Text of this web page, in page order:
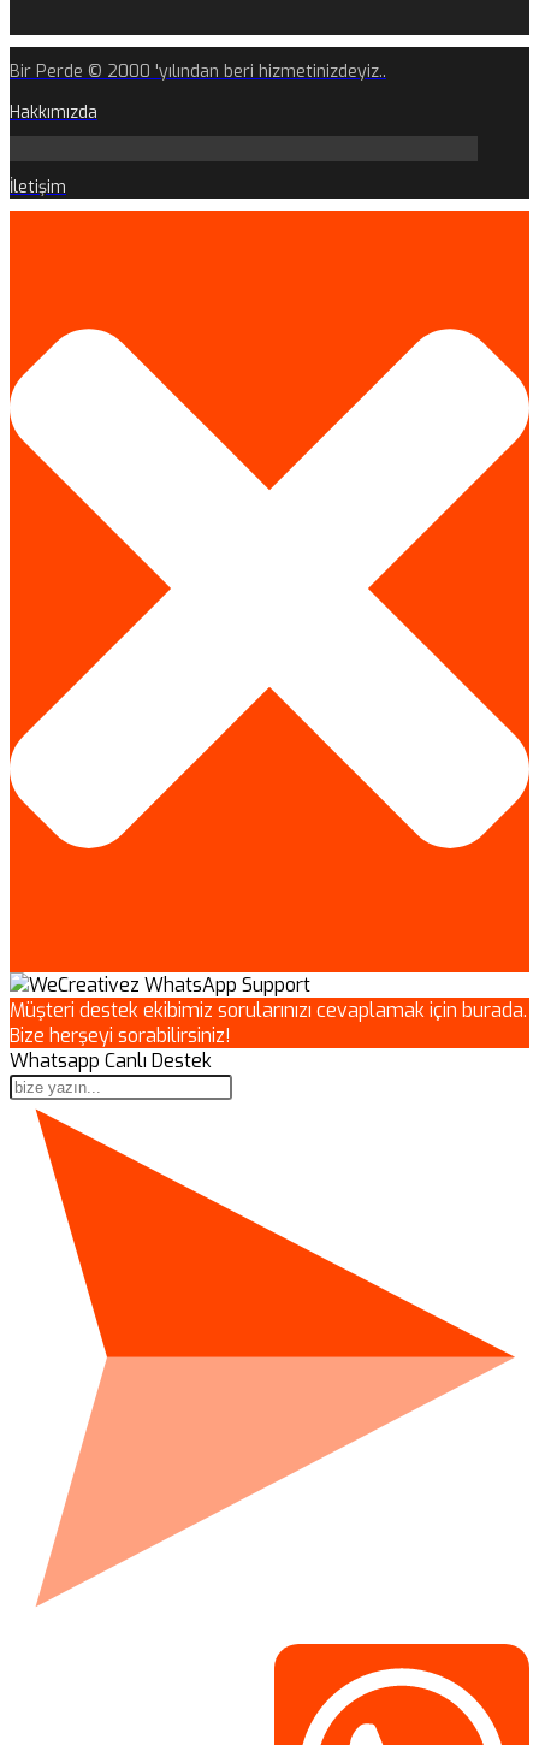
Bir Perde © 2000 'yılından beri hizmetinizdeyiz..
Hakkımızda
İletişim
Müşteri destek ekibimiz sorularınızı cevaplamak için burada.
Bize herşeyi sorabilirsiniz!
Whatsapp Canlı Destek